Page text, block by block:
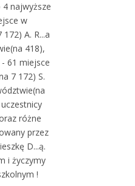
najwyższe
w
A. R...a
418),
- 61 miejsce
7 172) S.
różne
przez
D...ą.
i życzymy
!